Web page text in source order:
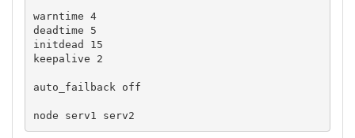
warntime 4
deadtime 5
initdead 15
keepalive 2
auto_failback off
node serv1 serv2